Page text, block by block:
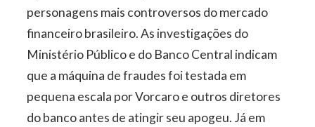
personagens mais controversos do mercado
financeiro brasileiro. As investigações do
Ministério Público e do Banco Central indicam
que a máquina de fraudes foi testada em
pequena escala por Vorcaro e outros diretores
do banco antes de atingir seu apogeu. Já em